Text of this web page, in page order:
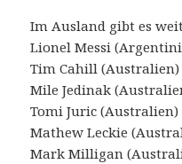
Im Ausland gibt es
Lionel Messi
Tim Cahill (Australien)
Mile Jedinak
Tomi Juric (Australien)
Mathew Leckie
Mark Milligan